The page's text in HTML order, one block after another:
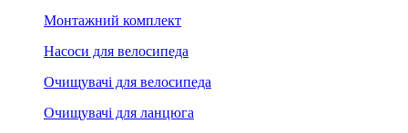
Монтажний комплект
Насоси для велосипеда
Очищувачі для велосипеда
Очищувачі для ланцюга